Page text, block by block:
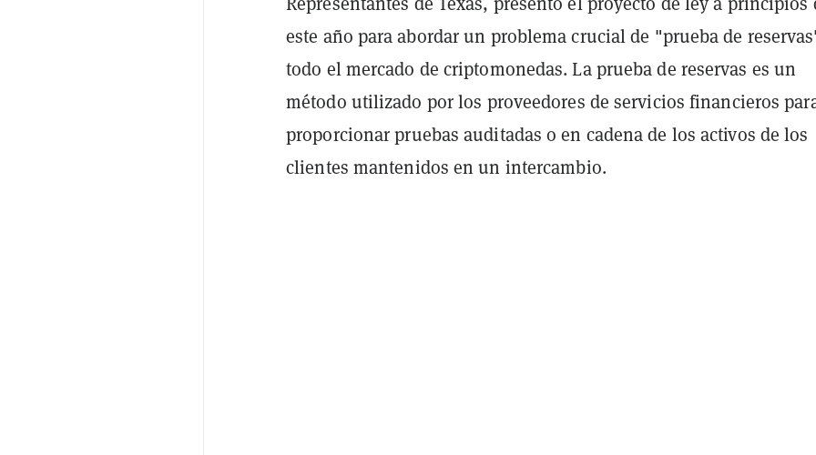
este año para abordar un problema crucial de "prueba de
todo el mercado de criptomonedas. La prueba de reservas es un
método utilizado por los proveedores de servicios financieros
proporcionar pruebas auditadas o en cadena de los activos de los
clientes mantenidos en un intercambio.